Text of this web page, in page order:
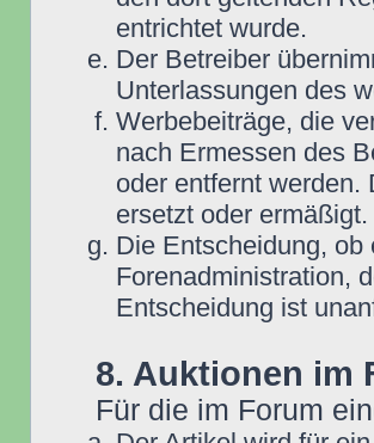
entrichtet wurde.
Der Betreiber
Unterlassungen des
Werbebeiträge, die
nach Ermessen des
oder entfernt werden.
ersetzt oder ermäßigt.
Die Entscheidung,
Forenadministration,
Entscheidung ist
8. Auktionen im
Für die im Forum